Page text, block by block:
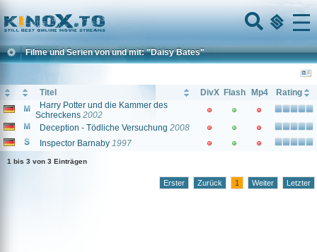
Home
Menu
Filme und Serien von und mit: "Daisy Bates"
Titel DivX Flash Mp4
Rating
Harry Potter und die Kammer des
Schreckens 2002
Deception - Tödliche Versuchung 2008
Inspector Barnaby 1997
1 bis 3 von 3 Einträgen
Erster Zurück 1 Weiter Letzter